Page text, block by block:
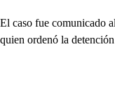
El caso fue comunicado
quien ordenó la